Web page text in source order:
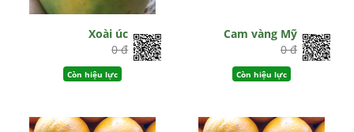
Xoài úc
0 đ
Còn hiệu lực
Cam vàng Mỹ
0 đ
Còn hiệu lực